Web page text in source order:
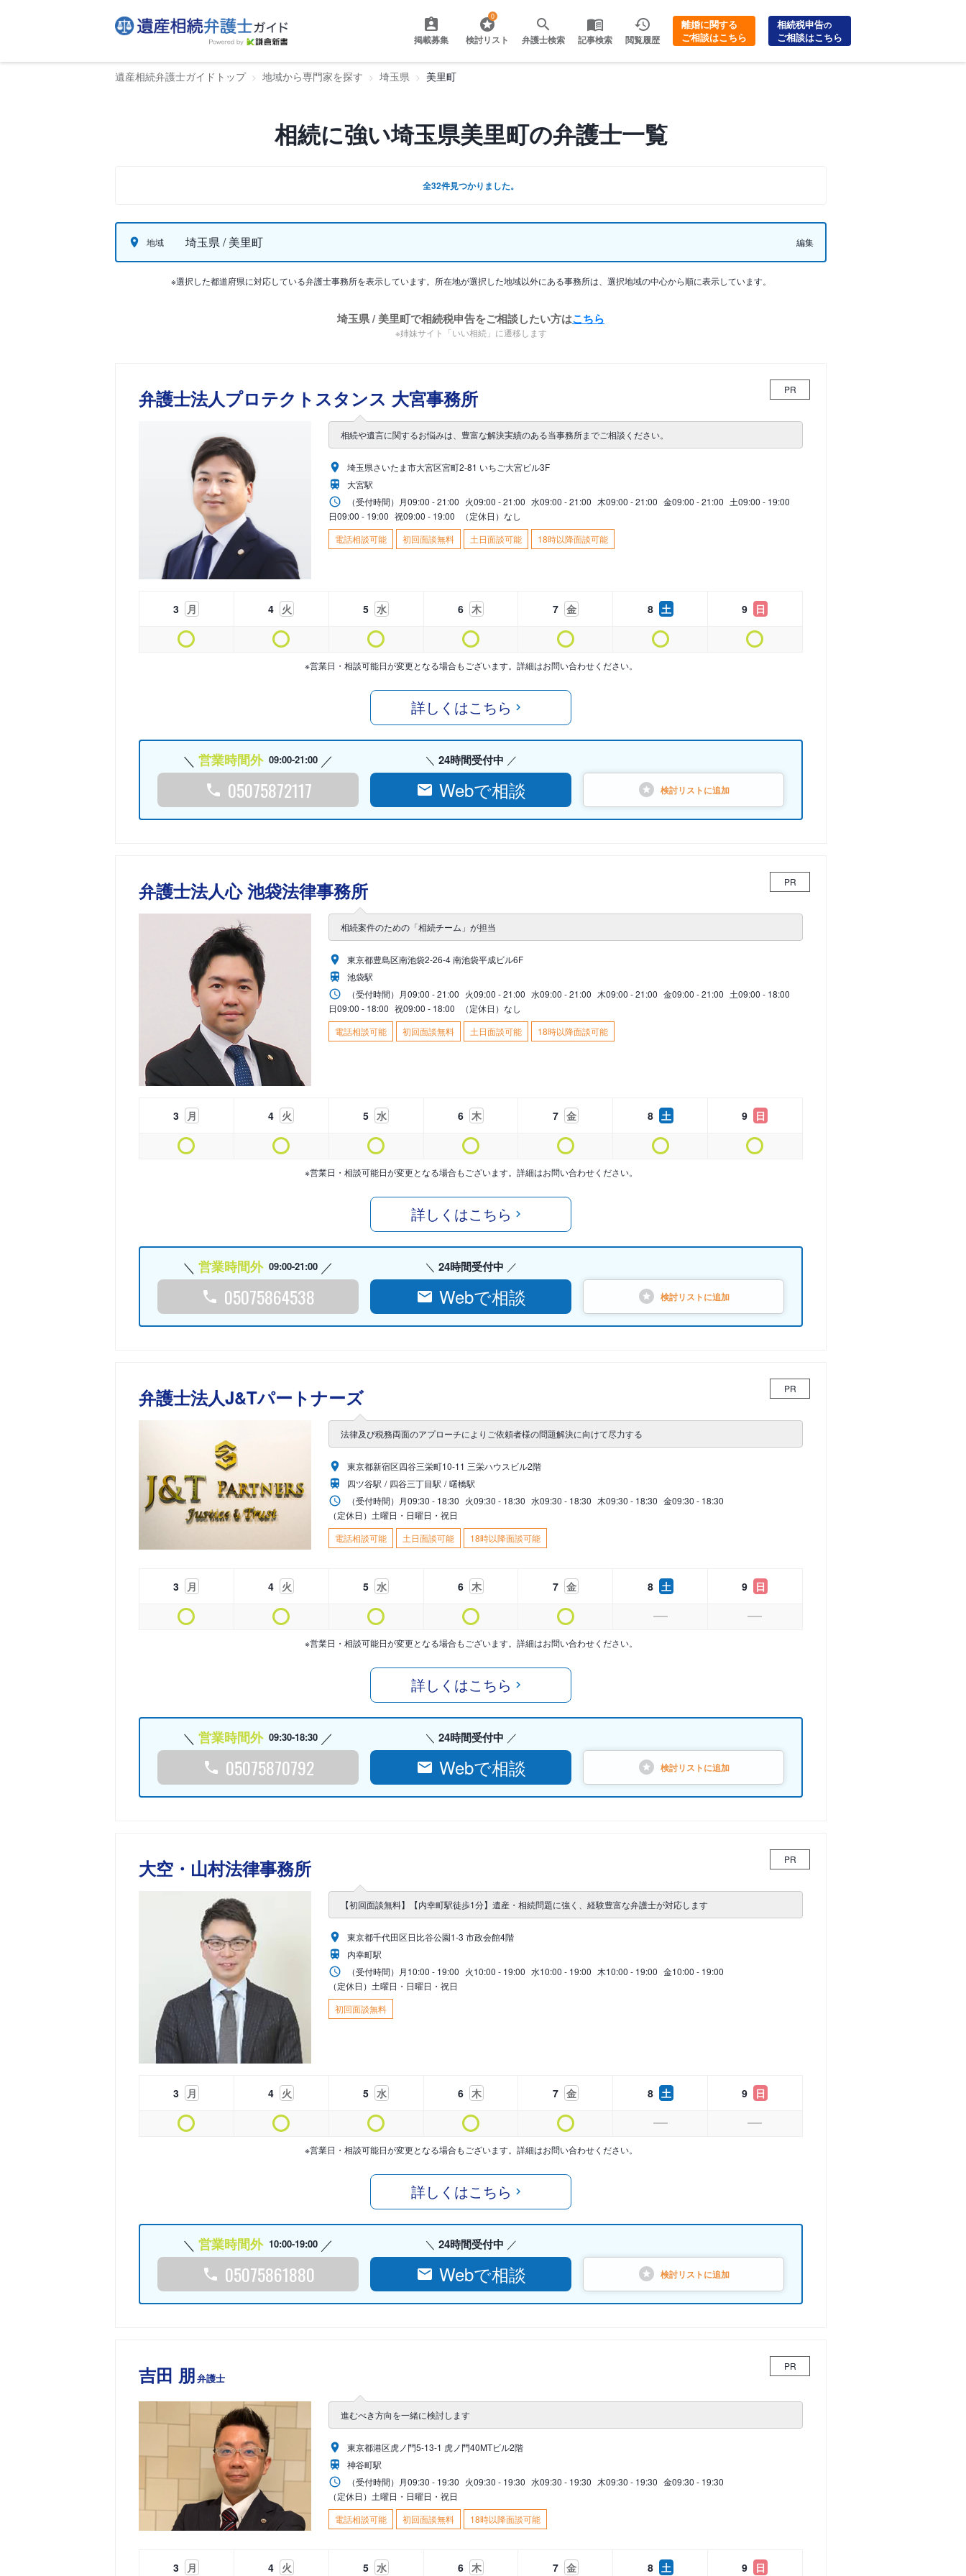
掲載募集
0
検討リスト 弁護士検索 記事検索 閲覧履歴
離婚に関する
ご相談はこちら
相続税申告の
ご相談はこちら
遺産相続弁護士ガイドトップ 地域から専門家を探す 埼玉県 美里町
相続に強い埼玉県美里町の弁護士一覧
全32件見つかりました。
地域 埼玉県 / 美里町 編集
※選択した都道府県に対応している弁護士事務所を表示しています。所在地が選択した地域以外にある事務所は、選択地域の中心から順に表示しています。
埼玉県 / 美里町で相続税申告をご相談したい方はこちら
※姉妹サイト「いい相続」に遷移します
弁護士法人プロテクトスタンス 大宮事務所 PR
相続や遺言に関するお悩みは、豊富な解決実績のある当事務所までご相談ください。
埼玉県さいたま市大宮区宮町2-81 いちご大宮ビル3F
大宮駅
（受付時間） 月09:00 - 21:00 火09:00 - 21:00 水09:00 - 21:00 木09:00 - 21:00 金09:00 - 21:00 土09:00 - 19:00
日09:00 - 19:00 祝09:00 - 19:00
（定休日）なし
電話相談可能
初回面談無料 土日面談可能 18時以降面談可能
3 月 4 火 5 水 6 木 7 金 8 土 9 日
※営業日・相談可能日が変更となる場合もございます。詳細はお問い合わせください。
詳しくはこちら
営業時間外 09:00-21:00
05075872117
24時間受付中
Webで相談 検討リストに追加
弁護士法人心 池袋法律事務所 PR
相続案件のための「相続チーム」が担当
東京都豊島区南池袋2-26-4 南池袋平成ビル6F
池袋駅
（受付時間） 月09:00 - 21:00 火09:00 - 21:00 水09:00 - 21:00 木09:00 - 21:00 金09:00 - 21:00 土09:00 - 18:00
日09:00 - 18:00 祝09:00 - 18:00
（定休日）なし
電話相談可能
初回面談無料 土日面談可能 18時以降面談可能
3 月 4 火 5 水 6 木 7 金 8 土 9 日
※営業日・相談可能日が変更となる場合もございます。詳細はお問い合わせください。
詳しくはこちら
営業時間外 09:00-21:00
05075864538
24時間受付中
Webで相談 検討リストに追加
弁護士法人J&Tパートナーズ PR
法律及び税務両面のアプローチによりご依頼者様の問題解決に向けて尽力する
東京都新宿区四谷三栄町10-11 三栄ハウスビル2階
四ツ谷駅
四谷三丁目駅
曙橋駅
（受付時間） 月09:30 - 18:30 火09:30 - 18:30 水09:30 - 18:30 木09:30 - 18:30 金09:30 - 18:30
（定休日）土曜日・日曜日・祝日
電話相談可能
土日面談可能 18時以降面談可能
3 月 4 火 5 水 6 木 7 金 8 土 9 日
※営業日・相談可能日が変更となる場合もございます。詳細はお問い合わせください。
詳しくはこちら
営業時間外 09:30-18:30
05075870792
24時間受付中
Webで相談 検討リストに追加
大空・山村法律事務所 PR
【初回面談無料】【内幸町駅徒歩1分】遺産・相続問題に強く、経験豊富な弁護士が対応します
東京都千代田区日比谷公園1-3 市政会館4階
内幸町駅
（受付時間） 月10:00 - 19:00 火10:00 - 19:00 水10:00 - 19:00 木10:00 - 19:00 金10:00 - 19:00
（定休日）土曜日・日曜日・祝日
初回面談無料
3 月 4 火 5 水 6 木 7 金 8 土 9 日
※営業日・相談可能日が変更となる場合もございます。詳細はお問い合わせください。
詳しくはこちら
営業時間外 10:00-19:00
05075861880
24時間受付中
Webで相談 検討リストに追加
吉田 朋弁護士
PR
進むべき方向を一緒に検討します
東京都港区虎ノ門5-13-1 虎ノ門40MTビル2階
神谷町駅
（受付時間） 月09:30 - 19:30 火09:30 - 19:30 水09:30 - 19:30 木09:30 - 19:30 金09:30 - 19:30
（定休日）土曜日・日曜日・祝日
電話相談可能
初回面談無料 18時以降面談可能
3 月 4 火 5 水 6 木 7 金 8 土 9 日